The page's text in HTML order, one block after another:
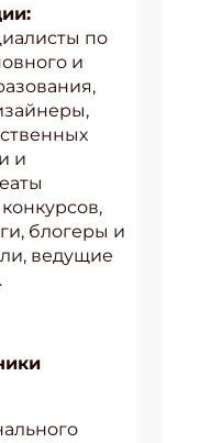
по
и
и
блогеры и
ведущие